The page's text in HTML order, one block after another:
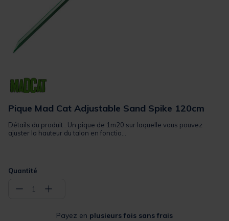
Pique Mad Cat Adjustable Sand Spike 120cm
Détails du produit : Un pique de 1m20 sur laquelle vous pouvez
ajuster la hauteur du talon en fonctio...
Quantité
− 1 +
Payez en plusieurs fois sans frais